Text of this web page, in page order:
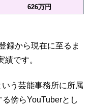
626万円
録から現在に至るま
です。
う芸能事務所に所属
傍らYouTuberとし